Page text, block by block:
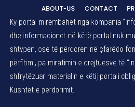
ABOUT-US CONTACT
Ky portal mirëmbahet nga kompania
dhe informacionet në këtë portal nuk
shtypen, ose të përdoren në çfarëdo
përfitimi, pa miratimin e drejtuesve të
shfrytëzuar materialin e këtij portali
Kushtet e përdorimit.